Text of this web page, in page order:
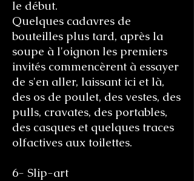
le début.
Quelques cadavres de
bouteilles plus tard, après la
soupe à l'oignon les premiers
invités commencèrent à essayer
de s'en aller, laissant ici et là,
des os de poulet, des vestes, des
pulls, cravates, des portables,
des casques et quelques traces
olfactives aux toilettes.
6- Slip-art